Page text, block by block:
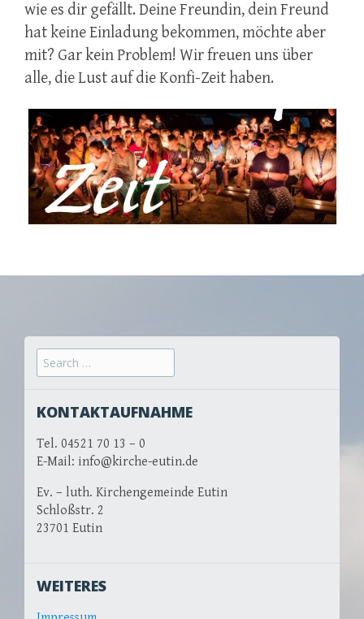
wie es dir gefällt. Deine Freundin, dein Freund
hat keine Einladung bekommen, möchte aber
mit? Gar kein Problem! Wir freuen uns über
alle, die Lust auf die Konfi-Zeit haben.
Search for:
KONTAKTAUFNAHME
Tel. 04521 70 13 – 0
E-Mail: info@kirche-eutin.de
Ev. – luth. Kirchengemeinde Eutin
Schloßstr. 2
23701 Eutin
WEITERES